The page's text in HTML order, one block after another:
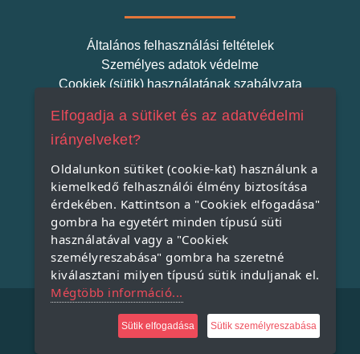
Általános felhasználási feltételek
Személyes adatok védelme
Cookiek (sütik) használatának szabályzata
Szatmári Termék
Miért indítjuk el a Szatmári Termék projektet?
Miért vásároljunk helyi terméket?
A Szatmári Termék védjegy rendszer
Copyright © 2021, All Rights Reserved.
Elfogadja a sütiket és az adatvédelmi
irányelveket?
Oldalunkon sütiket (cookie-kat) használunk a
kiemelkedő felhasználói élmény biztosítása
érdekében. Kattintson a "Cookiek elfogadása"
gombra ha egyetért minden típusú süti
használatával vagy a "Cookiek
személyreszabása" gombra ha szeretné
kiválasztani milyen típusú sütik induljanak el.
Mégtöbb információ...
Sütik elfogadása Sütik személyreszabása